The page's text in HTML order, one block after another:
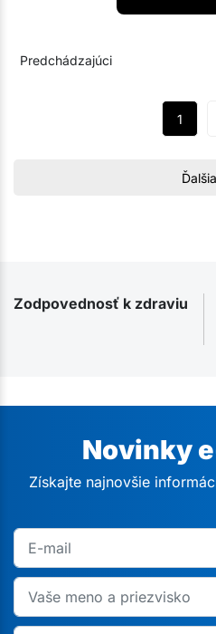
Predchádzajúci
1
Ďalšia
Zodpovednosť k zdraviu
Novinky
Získajte najnovšie